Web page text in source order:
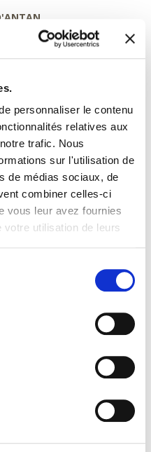
personnaliser le contenu
relatives aux
trafic. Nous
sur l'utilisation de
de médias sociaux, de
combiner celles-ci
vous leur avez fournies
utilisation de leurs
pistache – glace à la feta –
– basilic frais
citron vert et gingembre –
marinées et crumble aux
BAR
Prat infusée à la sauge –
confit et comté